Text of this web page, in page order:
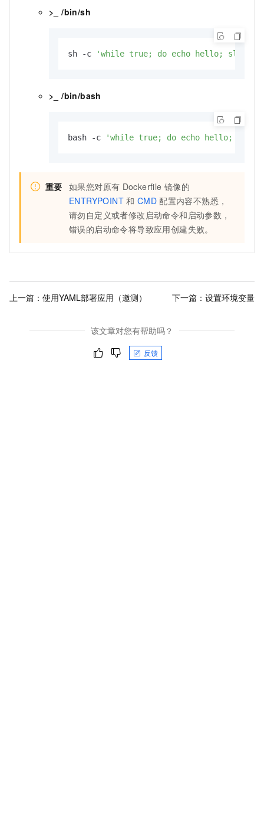
>_ /bin/sh
sh -c 'while true; do echo hello; sleep
>_ /bin/bash
bash -c 'while true; do echo hello; sleep
重要 如果您对原有 Dockerfile 镜像的
ENTRYPOINT 和 CMD 配置内容不熟悉，
请勿自定义或者修改启动命令和启动参数，
错误的启动命令将导致应用创建失败。
上一篇： 使用YAML部署应用（邀测） 下一篇： 设置环境变量
该文章对您有帮助吗？
反馈